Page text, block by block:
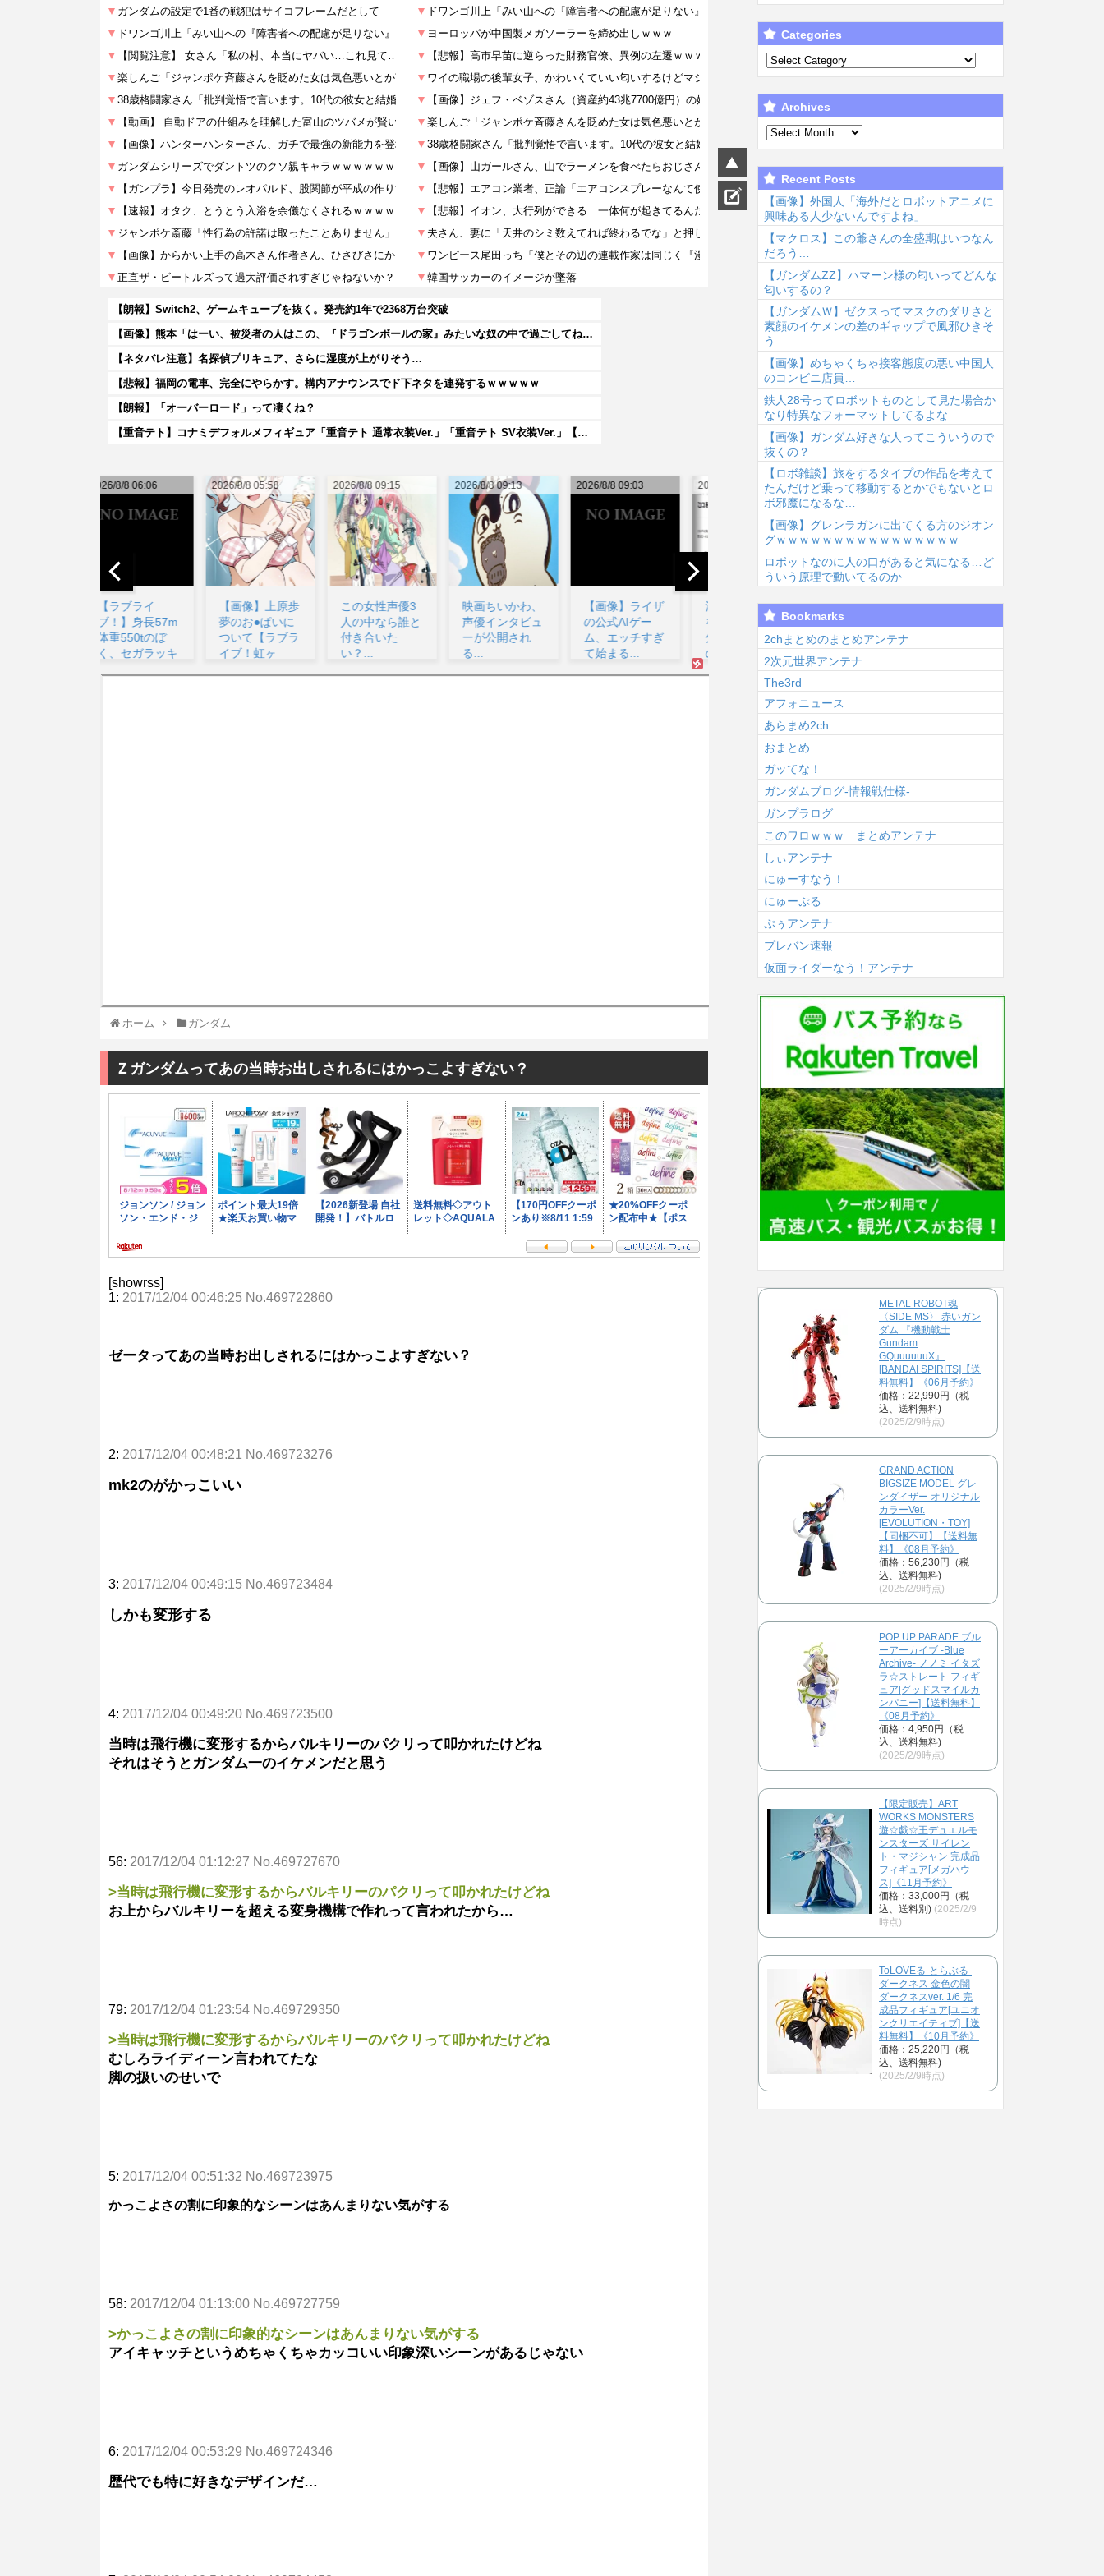
【朗報】Switch2、ゲームキューブを抜く。発売約1年で2368万台突破
【画像】熊本「はーい、被災者の人はこの、『ドラゴンボールの家』みたいな奴の中で過ごしてねー」
【ネタバレ注意】名探偵プリキュア、さらに湿度が上がりそう…
【悲報】福岡の電車、完全にやらかす。構内アナウンスでド下ネタを連発するｗｗｗｗｗ
【朗報】「オーバーロード」って凄くね？
【重音テト】コナミデフォルメフィギュア「重音テト 通常衣装Ver.」「重音テト SV衣装Ver.」【彩色原型公開】
2026/8/8 09:15
この女性声優3
人の中なら誰と
付き合いた
い？...
2026/8/8 09:13
映画ちいかわ、
声優インタビュ
ーが公開され
2026/8/8 09:03
【画像】ライザ
の公式AIゲー
ム、エッチすぎ
2026/8/8 08:11
江口寿史が炎上
を経て語る「自
分の絵ごと、こ
のジャンルはそ
2026/8/8 08:01
【画像】絢瀬絵
里さんのお●ぱ
いでかい【ラブ
ライブ！】...
2026/8/8 07:52
【画像あり】王
最強キャラtier
表、完成する...
2026/8/8 07:00
トランプとか武
イブ！キャラ...
2026/8/8 05:58
【画像】上原歩
夢のお●ぱいに
ついて【ラブラ
イブ！虹ヶ
ホーム ガンダム
Ｚガンダムってあの当時お出しされるにはかっこよすぎない？
[showrss]
1: 2017/12/04 00:46:25 No.469722860
ゼータってあの当時お出しされるにはかっこよすぎない？
2: 2017/12/04 00:48:21 No.469723276
mk2のがかっこいい
3: 2017/12/04 00:49:15 No.469723484
しかも変形する
4: 2017/12/04 00:49:20 No.469723500
当時は飛行機に変形するからバルキリーのパクリって叩かれたけどね
それはそうとガンダム一のイケメンだと思う
56: 2017/12/04 01:12:27 No.469727670
>当時は飛行機に変形するからバルキリーのパクリって叩かれたけどね
お上からバルキリーを超える変身機構で作れって言われたから…
79: 2017/12/04 01:23:54 No.469729350
>当時は飛行機に変形するからバルキリーのパクリって叩かれたけどね
むしろライディーン言われてたな
脚の扱いのせいで
5: 2017/12/04 00:51:32 No.469723975
かっこよさの割に印象的なシーンはあんまりない気がする
58: 2017/12/04 01:13:00 No.469727759
>かっこよさの割に印象的なシーンはあんまりない気がする
アイキャッチというめちゃくちゃカッコいい印象深いシーンがあるじゃない
6: 2017/12/04 00:53:29 No.469724346
歴代でも特に好きなデザインだ…
Categories
Archives
Recent Posts
【画像】外国人「海外だとロボットアニメに
興味ある人少ないんですよね」
【マクロス】この爺さんの全盛期はいつなん
だろう…
【ガンダムΖΖ】ハマーン様の匂いってどんな
匂いするの？
【ガンダムＷ】ゼクスってマスクのダサさと
素顔のイケメンの差のギャップで風邪ひきそ
う
【画像】めちゃくちゃ接客態度の悪い中国人
のコンビニ店員…
鉄人28号ってロボットものとして見た場合か
なり特異なフォーマットしてるよな
【画像】ガンダム好きな人ってこういうので
抜くの？
【ロボ雑談】旅をするタイプの作品を考えて
たんだけど乗って移動するとかでもないとロ
ボ邪魔になるな…
【画像】グレンラガンに出てくる方のジオン
グｗｗｗｗｗｗｗｗｗｗｗｗｗｗｗｗ
ロボットなのに人の口があると気になる…ど
ういう原理で動いてるのか
Bookmarks
2chまとめのまとめアンテナ
2次元世界アンテナ
The3rd
アフォニュース
あらまめ2ch
おまとめ
ガッてな！
ガンダムブログ-情報戦仕様-
ガンプラログ
このワロｗｗｗ まとめアンテナ
しぃアンテナ
にゅーすなう！
にゅーぷる
ぷぅアンテナ
プレバン速報
仮面ライダーなう！アンテナ
METAL ROBOT魂
〈SIDE MS〉 赤いガン
ダム 『機動戦士
Gundam
GQuuuuuuX』
[BANDAI SPIRITS]【送
料無料】《06月予約》
価格：22,990円（税
込、送料無料)
(2025/2/9時点)
GRAND ACTION
BIGSIZE MODEL グレ
ンダイザー オリジナル
カラーVer.
[EVOLUTION・TOY]
【同梱不可】【送料無
料】《08月予約》
価格：56,230円（税
込、送料無料)
(2025/2/9時点)
POP UP PARADE ブル
ーアーカイブ -Blue
Archive- ノノミ イタズ
ラ☆ストレート フィギ
ュア[グッドスマイルカ
ンパニー]【送料無料】
《08月予約》
価格：4,950円（税
込、送料無料)
(2025/2/9時点)
【限定販売】ART
WORKS MONSTERS
遊☆戯☆王デュエルモ
ンスターズ サイレン
ト・マジシャン 完成品
フィギュア[メガハウ
ス]《11月予約》
価格：33,000円（税
込、送料別) (2025/2/9
時点)
ToLOVEる-とらぶる-
ダークネス 金色の闇
ダークネスver. 1/6 完
成品フィギュア[ユニオ
ンクリエイティブ]【送
料無料】《10月予約》
価格：25,220円（税
込、送料無料)
(2025/2/9時点)